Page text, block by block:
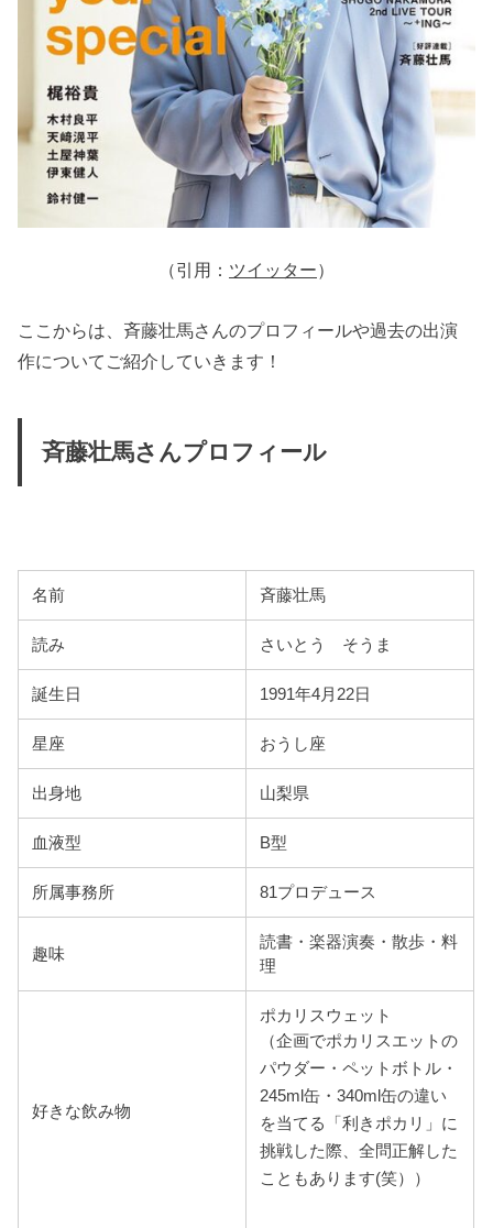
（引用： ツイッター）
ここからは、斉藤壮馬さんのプロフィールや過去の出演
作についてご紹介していきます！
斉藤壮馬さんプロフィール
名前 斉藤壮馬
読み さいとう そうま
誕生日 1991年4月22日
星座 おうし座
出身地 山梨県
血液型 B型
所属事務所 81プロデュース
趣味
読書・楽器演奏・散歩・料
理
好きな飲み物
ポカリスウェット
（企画でポカリスエットの
パウダー・ペットボトル・
245ml缶・340ml缶の違い
を当てる「利きポカリ」に
挑戦した際、全問正解した
こともあります(笑））